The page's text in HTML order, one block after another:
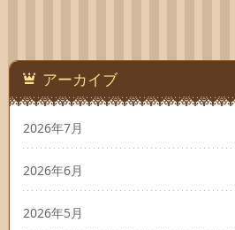
アーカイブ
2026年7月
2026年6月
2026年5月